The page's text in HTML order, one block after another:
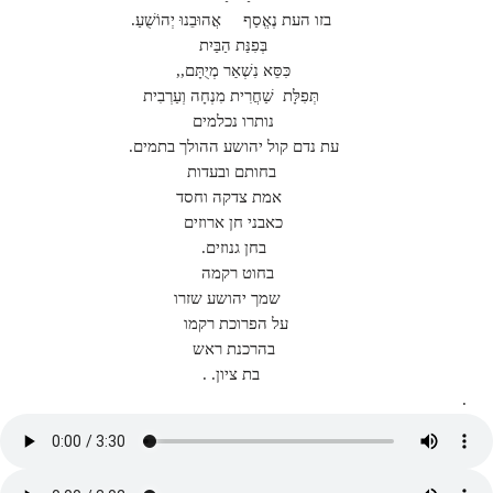
בזו העת נֶאֱסַף אֲהוּבֵנוּ יְהוֹשֻׁעַ.
בְּפִנַּת הַבַּיִת
כִּסֵּא נִשְׁאַר מְיֻתָּם,,
תְּפִלָּת שַׁחֲרִית מִנְחָה וְעַרְבִית
נותרו נכלמים
עת נדם קול יהושע ההולך בתמים.
בחותם ובעדות
אמת צדקה וחסד
כאבני חן ארוזים
בחן גנוזים.
בחוט רקמה
שמך יהושע שזרו
על הפרוכת רקמו
בהרכנת ראש
בת ציון. .
.